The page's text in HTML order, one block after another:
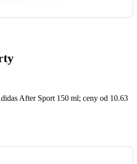
After Sport 150 ml; ceny od 10.63